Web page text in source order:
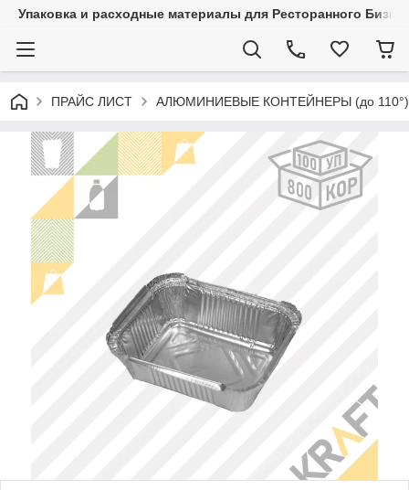
Упаковка и расходные материалы для Ресторанного
ПРАЙС ЛИСТ АЛЮМИНИЕВЫЕ КОНТЕЙНЕРЫ (до 110°)